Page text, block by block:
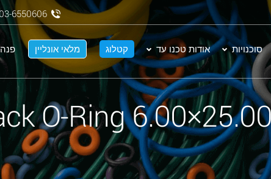
סוכנויות אודות טכנו עד קטלוג מלאי אונליין פנה
03-6550606